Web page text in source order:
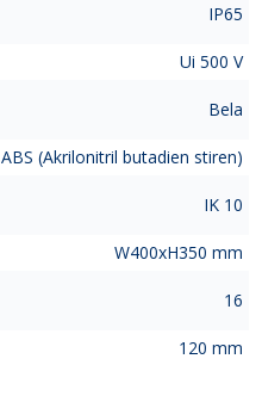
IP65
Ui 500 V
Bela
ABS (Akrilonitril butadien stiren)
IK 10
W400xH350 mm
16
120 mm